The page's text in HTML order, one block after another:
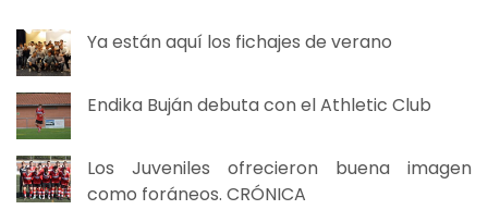
Ya están aquí los fichajes de verano
Endika Buján debuta con el Athletic Club
Los Juveniles ofrecieron buena imagen
como foráneos. CRÓNICA